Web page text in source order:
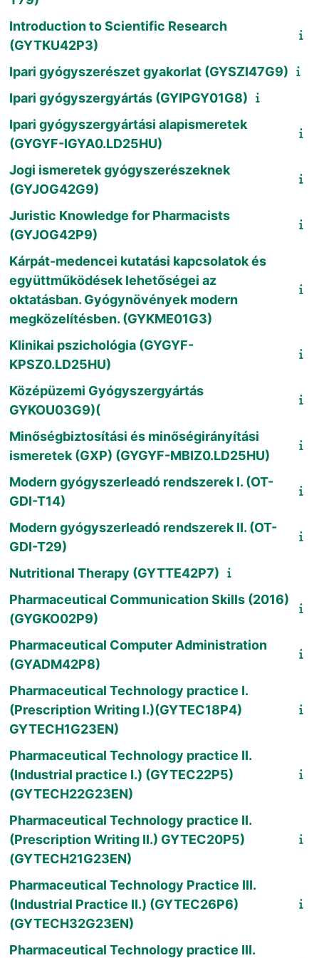
Introduction to Scientific Research
(GYTKU42P3)
Ipari gyógyszerészet gyakorlat (GYSZI47G9)
Ipari gyógyszergyártás (GYIPGY01G8)
Ipari gyógyszergyártási alapismeretek
(GYGYF-IGYA0.LD25HU)
Jogi ismeretek gyógyszerészeknek
(GYJOG42G9)
Juristic Knowledge for Pharmacists
(GYJOG42P9)
Kárpát-medencei kutatási kapcsolatok és
együttműködések lehetőségei az
oktatásban. Gyógynövények modern
megközelítésben. (GYKME01G3)
Klinikai pszichológia (GYGYF-
KPSZ0.LD25HU)
Középüzemi Gyógyszergyártás
GYKOU03G9)(
Minőségbiztosítási és minőségirányítási
ismeretek (GXP) (GYGYF-MBIZ0.LD25HU)
Modern gyógyszerleadó rendszerek I. (OT-
GDI-T14)
Modern gyógyszerleadó rendszerek II. (OT-
GDI-T29)
Nutritional Therapy (GYTTE42P7)
Pharmaceutical Communication Skills (2016)
(GYGKO02P9)
Pharmaceutical Computer Administration
(GYADM42P8)
Pharmaceutical Technology practice I.
(Prescription Writing I.)(GYTEC18P4)
GYTECH1G23EN)
Pharmaceutical Technology practice II.
(Industrial practice I.) (GYTEC22P5)
(GYTECH22G23EN)
Pharmaceutical Technology practice II.
(Prescription Writing II.) GYTEC20P5)
(GYTECH21G23EN)
Pharmaceutical Technology Practice III.
(Industrial Practice II.) (GYTEC26P6)
(GYTECH32G23EN)
Pharmaceutical Technology practice III.